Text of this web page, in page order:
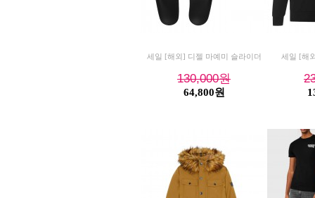
세일 [해외] 디젤 마예미 슬라이더
130,000원
64,800원
세일 [해